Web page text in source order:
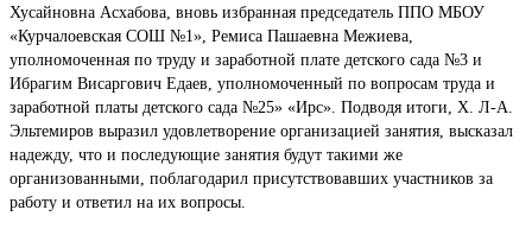
Хусайновна Асхабова, вновь избранная председатель ППО МБОУ
«Курчалоевская СОШ №1», Ремиса Пашаевна Межиева,
уполномоченная по труду и заработной плате детского сада №3 и
Ибрагим Висаргович Едаев, уполномоченный по вопросам труда и
заработной платы детского сада №25» «Ирс». Подводя итоги, Х. Л-А.
Эльтемиров выразил удовлетворение организацией занятия, высказал
надежду, что и последующие занятия будут такими же
организованными, поблагодарил присутствовавших участников за
работу и ответил на их вопросы.